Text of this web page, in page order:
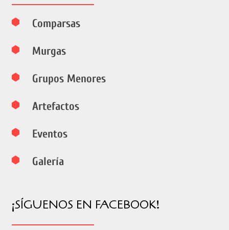
Comparsas
Murgas
Grupos Menores
Artefactos
Eventos
Galería
¡SÍGUENOS EN FACEBOOK!